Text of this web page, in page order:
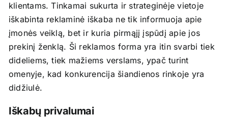
EL. PARDUOTUVĖ
KREPŠELIS
klientams. Tinkamai sukurta ir strateginėje vietoje
iškabinta reklaminė iškaba ne tik informuoja apie
įmonės veiklą, bet ir kuria pirmąjį įspūdį apie jos
prekinį ženklą. Ši reklamos forma yra itin svarbi tiek
dideliems, tiek mažiems verslams, ypač turint
omenyje, kad konkurencija šiandienos rinkoje yra
didžiulė.
Iškabų privalumai